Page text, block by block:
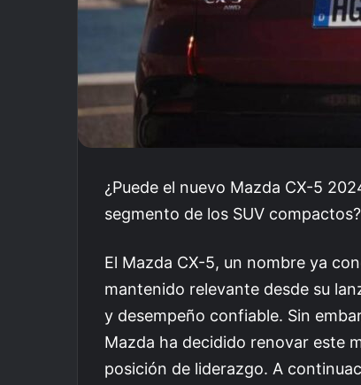
¿Puede el nuevo Mazda CX-5
segmento de los SUV compactos?
El Mazda CX-5, un nombre ya
mantenido relevante desde su
y desempeño confiable. Sin
Mazda ha decidido renovar este
posición de liderazgo. A